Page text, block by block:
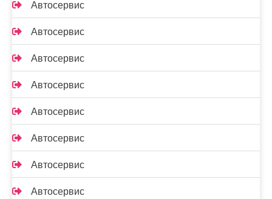
Автосервис
Автосервис
Автосервис
Автосервис
Автосервис
Автосервис
Автосервис
Автосервис